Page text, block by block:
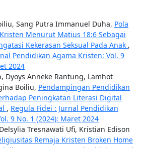
Sang Putra Immanuel Duha, Pola
Menurut Matius 18:6 Sebagai
Kekerasan Seksual Pada Anak ,
Pendidikan Agama Kristen: Vol. 9
2024
Dyoys Anneke Rantung, Lamhot
Boiliu, Pendampingan Pendidikan
Peningkatan Literasi Digital
, Regula Fidei : Jurnal Pendidikan
9 No. 1 (2024): Maret 2024
Tresnawati Ufi, Kristian Edison
Remaja Kristen Broken Home